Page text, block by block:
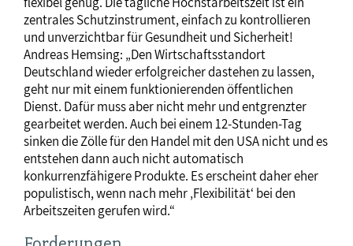
zentrales Schutzinstrument, einfach zu kontrollieren
und unverzichtbar für Gesundheit und Sicherheit!
Andreas Hemsing: „Den Wirtschaftsstandort
Deutschland wieder erfolgreicher dastehen zu lassen,
geht nur mit einem funktionierenden öffentlichen
Dienst. Dafür muss aber nicht mehr und entgrenzter
gearbeitet werden. Auch bei einem 12-Stunden-Tag
sinken die Zölle für den Handel mit den USA nicht und es
entstehen dann auch nicht automatisch
konkurrenzfähigere Produkte. Es erscheint daher eher
populistisch, wenn nach mehr ‚Flexibilität‘ bei den
Arbeitszeiten gerufen wird.“